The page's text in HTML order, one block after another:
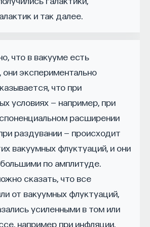
и так далее.
что в вакууме есть
они экспериментально
что при
условиях — например, при
расширении
раздувании — происходит
вакуумных флуктуаций, и они
по амплитуде.
сказать, что все
от вакуумных флуктуаций,
усиленными в том или
например при инфляции.
Третья — развитие
в то, каким оно будет.
эффективность,
том, как человек будет работать
и насколько
в команде и профессии.
может точно
именно рабочие места ждут
эта оптика тоже остается
В зависимости от того,
работает университет,
должен строить
одном из пародийных
встречаются такие
Mark! Sure he hasn’t got
it’s all beside the mark.